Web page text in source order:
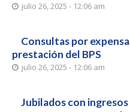
julio 26, 2025 - 12:06 am
Consultas por
prestación del BPS
julio 26, 2025 - 12:06 am
Jubilados con